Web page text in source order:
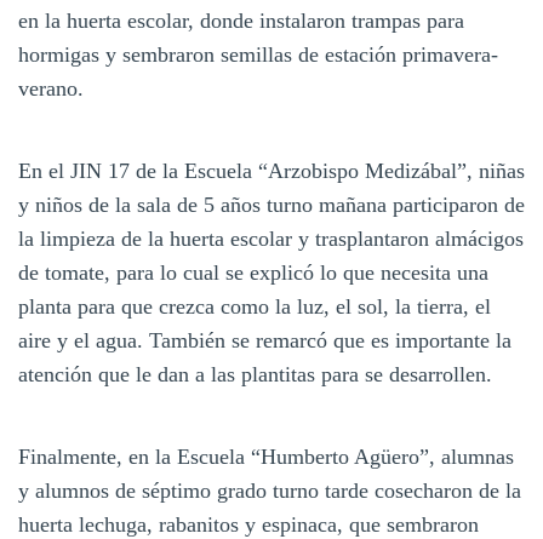
en la huerta escolar, donde instalaron trampas para
hormigas y sembraron semillas de estación primavera-
verano.
En el JIN 17 de la Escuela “Arzobispo Medizábal”, niñas
y niños de la sala de 5 años turno mañana participaron de
la limpieza de la huerta escolar y trasplantaron almácigos
de tomate, para lo cual se explicó lo que necesita una
planta para que crezca como la luz, el sol, la tierra, el
aire y el agua. También se remarcó que es importante la
atención que le dan a las plantitas para se desarrollen.
Finalmente, en la Escuela “Humberto Agüero”, alumnas
y alumnos de séptimo grado turno tarde cosecharon de la
huerta lechuga, rabanitos y espinaca, que sembraron